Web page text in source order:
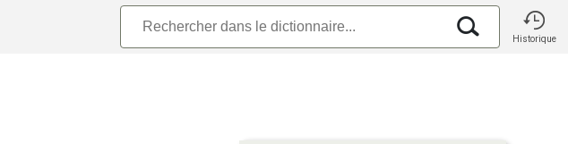
Historique